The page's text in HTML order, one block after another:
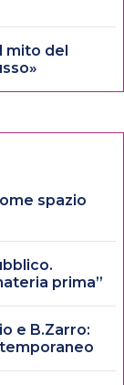
mito del
spazio
prima”
e B.Zarro: